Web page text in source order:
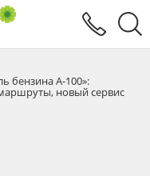
бензина А-100»:
новый сервис